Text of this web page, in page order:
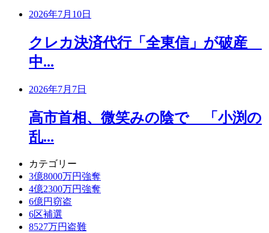
2026年7月10日
クレカ決済代行「全東信」が破産
中...
2026年7月7日
高市首相、微笑みの陰で 「小渕の
乱...
カテゴリー
3億8000万円強奪
4億2300万円強奪
6億円窃盗
6区補選
8527万円盗難